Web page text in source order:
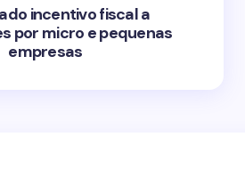
incentivo fiscal a
por micro e pequenas
empresas